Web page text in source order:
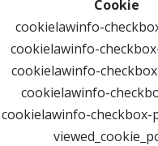
Cookie
cookielawinfo-
cookielawinfo-
cookielawinfo-
cookielawinfo-
cookielawinfo-checkbox-